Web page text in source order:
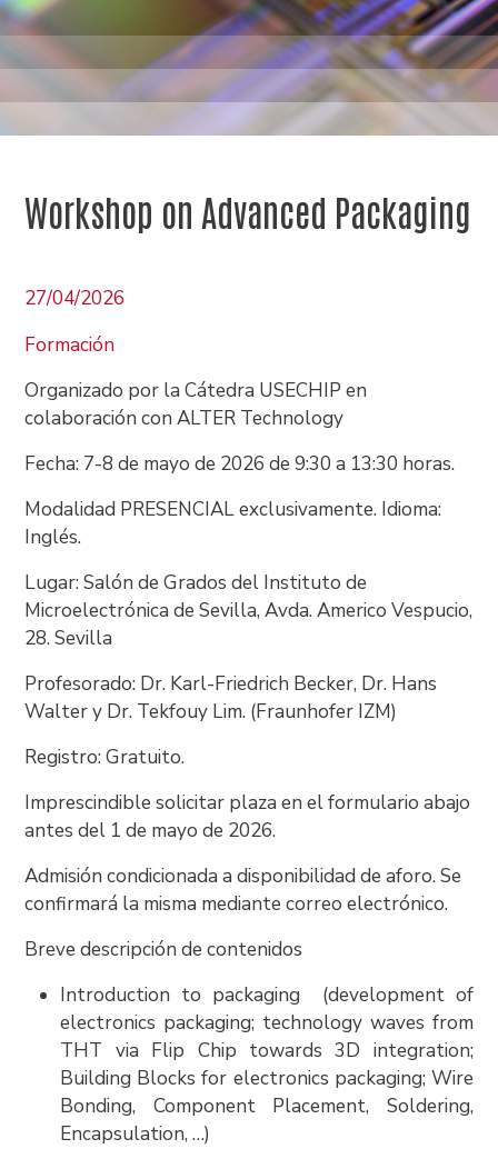
Workshop on Advanced Packaging
27/04/2026
Formación
Organizado por la Cátedra USECHIP en
colaboración con ALTER Technology
Fecha: 7-8 de mayo de 2026 de 9:30 a 13:30 horas.
Modalidad PRESENCIAL exclusivamente. Idioma:
Inglés.
Lugar: Salón de Grados del Instituto de
Microelectrónica de Sevilla, Avda. Americo Vespucio,
28. Sevilla
Profesorado: Dr. Karl-Friedrich Becker, Dr. Hans
Walter y Dr. Tekfouy Lim. (Fraunhofer IZM)
Registro: Gratuito.
Imprescindible solicitar plaza en el formulario abajo
antes del 1 de mayo de 2026.
Admisión condicionada a disponibilidad de aforo. Se
confirmará la misma mediante correo electrónico.
Breve descripción de contenidos
Introduction to packaging (development of
electronics packaging; technology waves from
THT via Flip Chip towards 3D integration;
Building Blocks for electronics packaging; Wire
Bonding, Component Placement, Soldering,
Encapsulation, …)